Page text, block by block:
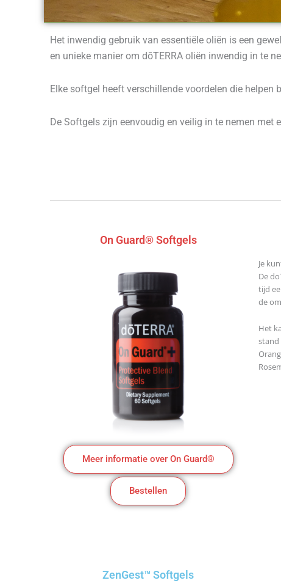
Het inwendig gebruik van essentiële oliën is een
en unieke manier om dōTERRA oliën inwendig in te
Elke softgel heeft verschillende voordelen die
De Softgels zijn eenvoudig en veilig in te nemen met
On Guard® Softgels
Meer informatie over On Guard®
Bestellen
Je
De
tijd
de
Het
stand
ZenGest™ Softgels